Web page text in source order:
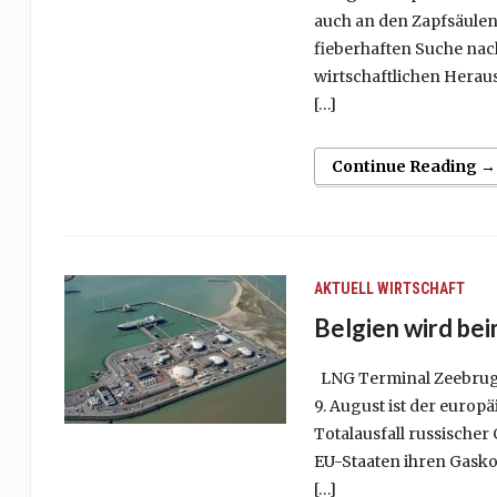
auch an den
fieberhaften Suche
wirtschaftlichen
[…]
Continue Reading →
AKTUELLWIRTSCHAFT
Belgien wird
LNG Terminal
9. August ist der
Totalausfall russischer
EU-Staaten ihren
[…]